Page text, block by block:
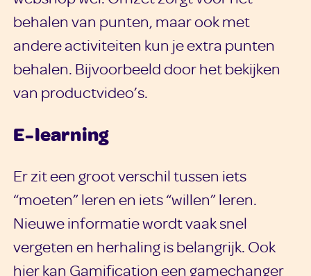
behalen van punten, maar ook met
andere activiteiten kun je extra punten
behalen. Bijvoorbeeld door het bekijken
van productvideo’s.
E-learning
Er zit een groot verschil tussen iets
“moeten” leren en iets “willen” leren.
Nieuwe informatie wordt vaak snel
vergeten en herhaling is belangrijk. Ook
hier kan Gamification een gamechanger